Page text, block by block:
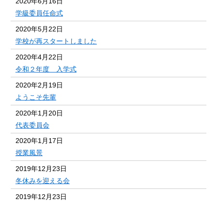
学級委員任命式
2020年5月22日
学校が再スタートしました
2020年4月22日
令和２年度 入学式
2020年2月19日
ようこそ先輩
2020年1月20日
代表委員会
2020年1月17日
授業風景
2019年12月23日
冬休みを迎える会
2019年12月23日